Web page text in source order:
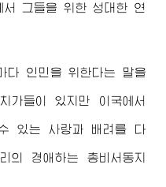
서 그들을 위한 성대한 연
다 인민을 위한다는 말을
가들이 있지만 이국에서
있는 사랑과 배려를 다
의 경애하는 총비서동지